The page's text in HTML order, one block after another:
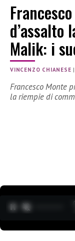
d’assalto
Malik: i
VINCENZO CHIANESE |
Francesco Monte
la riempie di